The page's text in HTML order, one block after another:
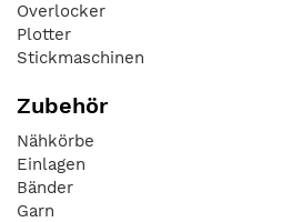
Overlocker
Plotter
Stickmaschinen
Zubehör
Nähkörbe
Einlagen
Bänder
Garn